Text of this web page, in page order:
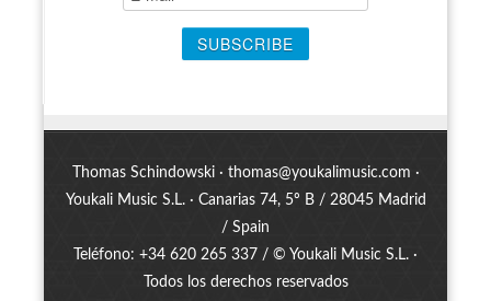
Thomas Schindowski · thomas@youkalimusic.com ·
Youkali Music S.L. · Canarias 74, 5º B / 28045 Madrid
/ Spain
Teléfono: +34 620 265 337 / © Youkali Music S.L. ·
Todos los derechos reservados